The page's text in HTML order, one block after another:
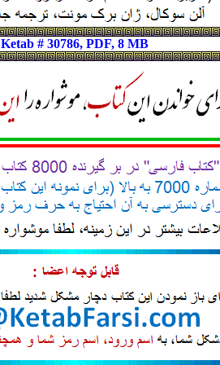
Ketab # 30786, PDF, 8 MB